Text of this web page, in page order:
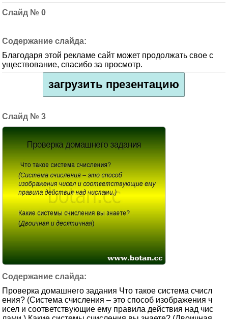
0
Благодаря этой рекламе сайт может продолжать свое с
уществование, спасибо за просмотр.
загрузить презентацию
3
Проверка домашнего задания Что такое система счисл
ения? (Система счисления – это способ изображения ч
исел и соответствующие ему правила действия над чис